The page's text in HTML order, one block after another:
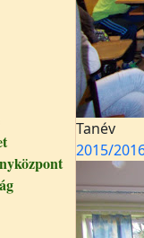
Tanév
2015/